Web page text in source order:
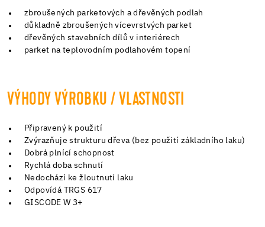
zbroušených parketových a dřevěných podlah
důkladně zbroušených vícevrstvých parket
dřevěných stavebních dílů v interiérech
parket na teplovodním podlahovém topení
VÝHODY VÝROBKU / VLASTNOSTI
Připravený k použití
Zvýrazňuje strukturu dřeva (bez použití základního laku)
Dobrá plnící schopnost
Rychlá doba schnutí
Nedochází ke žloutnutí laku
Odpovídá TRGS 617
GISCODE W 3+